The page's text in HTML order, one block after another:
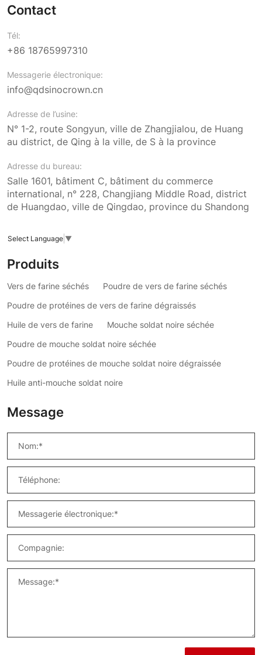
Contact
Tél:
+86 18765997310
Messagerie électronique:
info@qdsinocrown.cn
Adresse de l’usine:
N° 1-2, route Songyun, ville de Zhangjialou, de Huang
au district, de Qing à la ville, de S à la province
Adresse du bureau:
Salle 1601, bâtiment C, bâtiment du commerce
international, n° 228, Changjiang Middle Road, district
de Huangdao, ville de Qingdao, province du Shandong
Select Language ▼
Produits
Vers de farine séchés
Poudre de vers de farine séchés
Poudre de protéines de vers de farine dégraissés
Huile de vers de farine
Mouche soldat noire séchée
Poudre de mouche soldat noire séchée
Poudre de protéines de mouche soldat noire dégraissée
Huile anti-mouche soldat noire
Message